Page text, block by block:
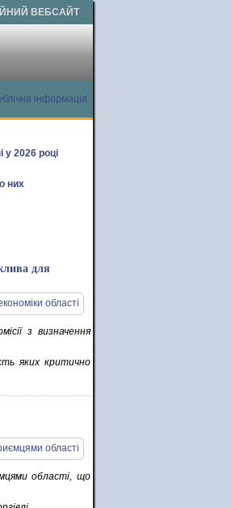
ВЕБСАЙТ
інформація
у 2026 році
них
для
з визначення
яких критично
області, що